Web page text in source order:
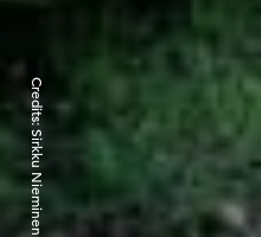
Credits:
Sirkku Nieminen